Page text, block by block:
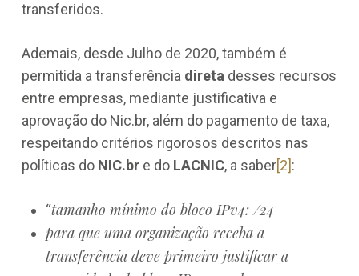
transferidos.
Ademais, desde Julho de 2020, também é
permitida a transferência direta desses recursos
entre empresas, mediante justificativa e
aprovação do Nic.br, além do pagamento de taxa,
respeitando critérios rigorosos descritos nas
políticas do NIC.bre do LACNIC, a saber[2]:
“tamanho mínimo do bloco IPv4: /24
para que uma organização receba a
transferência deve primeiro justificar a